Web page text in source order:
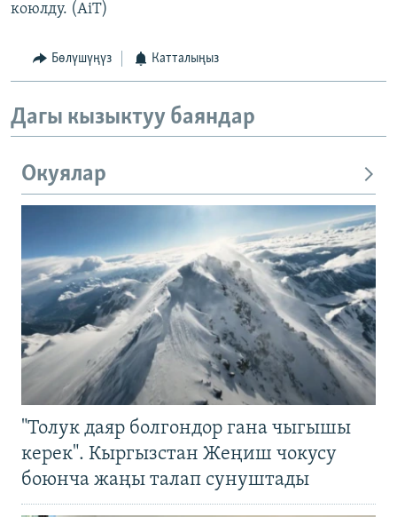
коюлду. (AiT)
Бөлүшүңүз Катталыңыз
Дагы кызыктуу баяндар
Окуялар
"Толук даяр болгондор гана чыгышы
керек". Кыргызстан Жеңиш чокусу
боюнча жаңы талап сунуштады